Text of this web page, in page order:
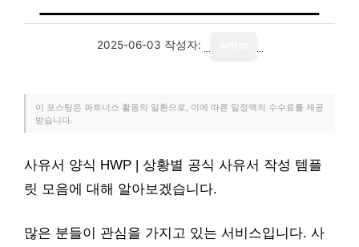
2025-06-03 작성자:
이 포스팅은 파트너스 활동의 일환으로, 이에 따른 일정액의 수수료를 제공
받습니다.
사유서 양식 HWP | 상황별 공식 사유서 작성 템플
릿 모음에 대해 알아보겠습니다.
많은 분들이 관심을 가지고 있는 서비스입니다. 사